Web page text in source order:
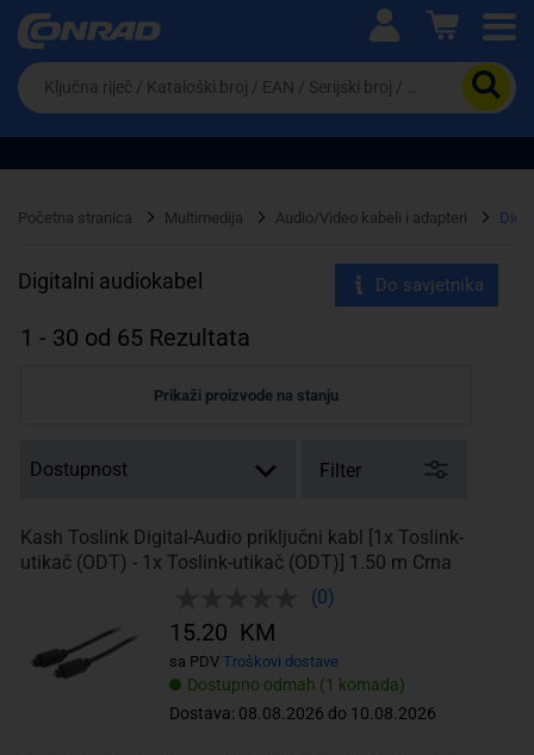
Ova postavka prilagođava asortiman proizvoda i
cijene vašim potrebama.
Da
biste
potražili
proizvod,
unesite
riječ,
EAN
serijski
broj
Početna stranica Multimedija Audio/Video kabeli i adapteri
Digitalni audiokabel Do savjetnika
1 - 30 od 65 Rezultata
Prikaži proizvode na stanju
Filter
Kash Toslink Digital-Audio priključni kabl [1x Toslink-
utikač (ODT) - 1x Toslink-utikač (ODT)] 1.50 m Crna
(0)
Dostupno odmah (1 komada)
Dostava: 08.08.2026 do 10.08.2026
15.20 KM
sa PDV Troškovi dostave